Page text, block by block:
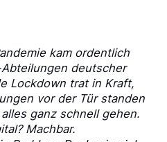
kam ordentlich
deutscher
Lockdown trat in Kraft,
vor der Tür standen
ganz schnell gehen.
Machbar.